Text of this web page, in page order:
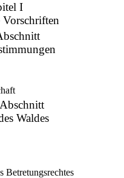
I
Waldes
Betretungsrechtes